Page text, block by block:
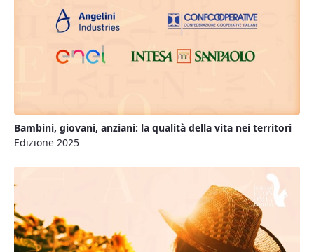
Bambini, giovani, anziani: la qualità della vita nei territori
Edizione 2025